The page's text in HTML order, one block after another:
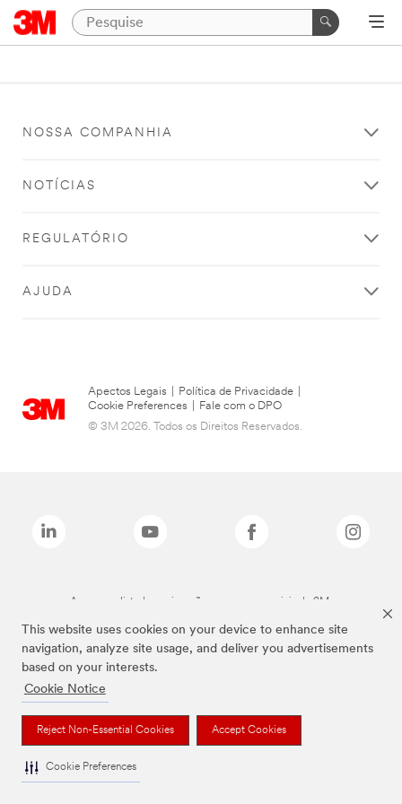
This website uses cookies on your device to enhance site
navigation, analyze site usage, and deliver you advertisements
based on your interests.
Cookie Notice
Reject Non-Essential Cookies Accept Cookies
Cookie Preferences
NOSSA COMPANHIA
NOTÍCIAS
REGULATÓRIO
AJUDA
Apectos Legais Política de Privacidade
Cookie Preferences
Fale com o DPO
© 3M 2026. Todos os Direitos Reservados.
As marcas listadas a cima são marcas comerciais da 3M.